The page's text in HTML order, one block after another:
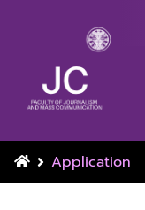
Application